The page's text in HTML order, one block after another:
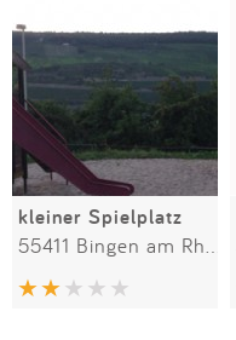
kleiner Spielplatz